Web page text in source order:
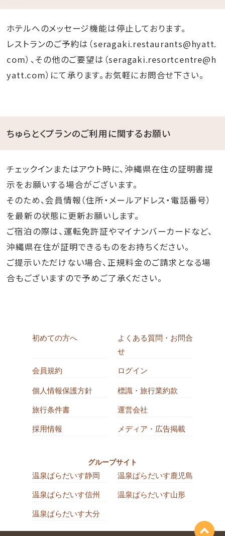
ホテルへのメッセージ機能は停止しております。
レストランのご予約は（seragaki.restaurants@hyatt.
com）、その他のご要望は（seragaki.resortcentre@h
yatt.com）にて承ります。お気軽にお問合せ下さい。
ちゅらとくプランのご利用に関するお願い
チェックインまたはアウト時に、沖縄県在住の証明書提
示をお願いする場合がございます。
そのため、会員情報（住所・メールアドレス・電話番号）
を最新の状態に更新お願いします。
ご宿泊の際は、運転免許証やマイナンバーカードなど、
沖縄県在住が証明できるものをお持ちください。
ご提示いただけない場合、正規料金のご請求となる場
合もございますので予めご了承ください。
初めての方へ
よくある質問・お問合
せ
会員規約 ログイン
個人情報保護方針 標識・旅行業約款
旅行条件書 運営会社
採用情報 メディア・広告掲載
グループサイト
温泉ぱらだいす静岡 温泉ぱらだいす鹿児島
温泉ぱらだいす信州 温泉ぱらだいす山形
温泉ぱらだいす大分